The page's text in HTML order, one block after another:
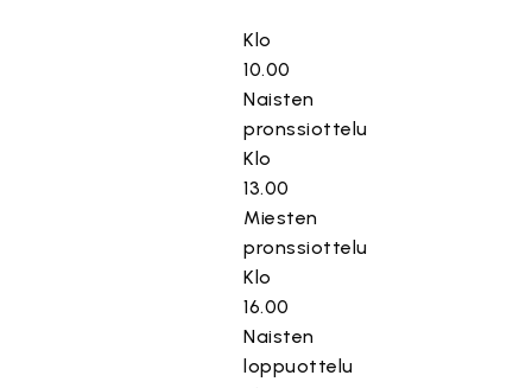
Klo
10.00
Naisten
pronssiottelu
Klo
13.00
Miesten
pronssiottelu
Klo
16.00
Naisten
loppuottelu